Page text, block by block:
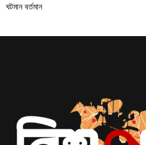
ঘটমান বর্তমান